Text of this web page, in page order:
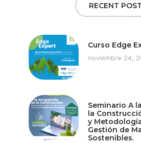
RECENT
Curso Edge
noviembre 24,
Seminario A
la
y
Gestión de
Sostenibles.